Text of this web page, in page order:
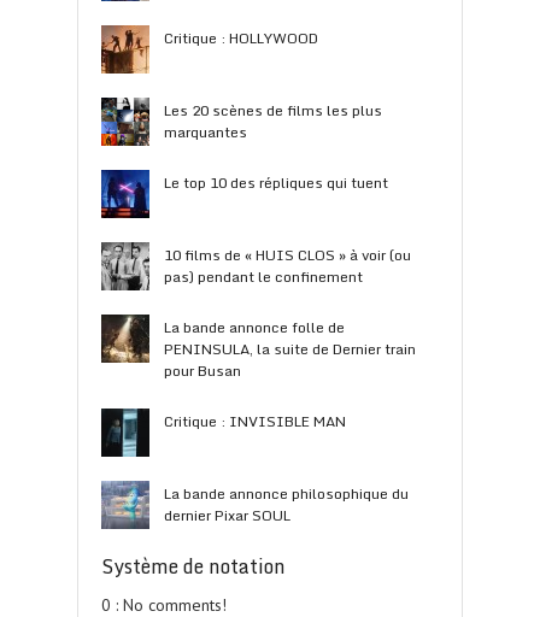
Critique : HOLLYWOOD
Les 20 scènes de films les plus
marquantes
Le top 10 des répliques qui tuent
10 films de « HUIS CLOS » à voir (ou
pas) pendant le confinement
La bande annonce folle de
PENINSULA, la suite de Dernier train
pour Busan
Critique : INVISIBLE MAN
La bande annonce philosophique du
dernier Pixar SOUL
Système de notation
0 : No comments!